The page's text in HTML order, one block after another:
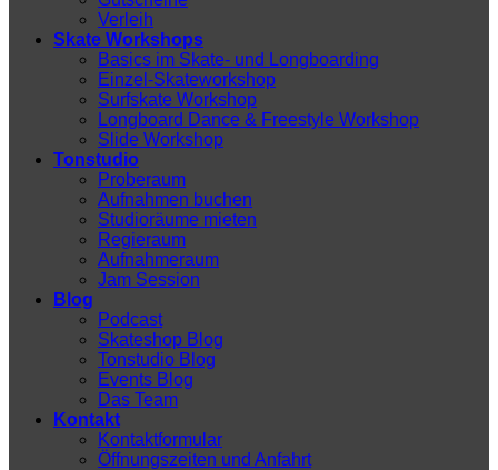
Verleih
Skate Workshops
Basics im Skate- und Longboarding
Einzel-Skateworkshop
Surfskate Workshop
Longboard Dance & Freestyle Workshop
Slide Workshop
Tonstudio
Proberaum
Aufnahmen buchen
Studioräume mieten
Regieraum
Aufnahmeraum
Jam Session
Blog
Podcast
Skateshop Blog
Tonstudio Blog
Events Blog
Das Team
Kontakt
Kontaktformular
Öffnungszeiten und Anfahrt